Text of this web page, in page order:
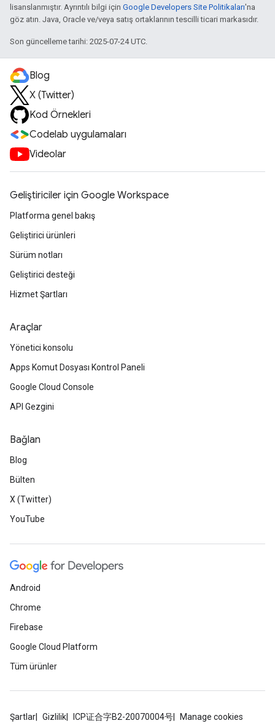
lisanslanmıştır. Ayrıntılı bilgi için Google Developers Site Politikaları'na
göz atın. Java, Oracle ve/veya satış ortaklarının tescilli ticari markasıdır.
Son güncelleme tarihi: 2025-07-24 UTC.
Blog
X (Twitter)
Kod Örnekleri
Codelab uygulamaları
Videolar
Geliştiriciler için Google Workspace
Platforma genel bakış
Geliştirici ürünleri
Sürüm notları
Geliştirici desteği
Hizmet Şartları
Araçlar
Yönetici konsolu
Apps Komut Dosyası Kontrol Paneli
Google Cloud Console
API Gezgini
Bağlan
Blog
Bülten
X (Twitter)
YouTube
Android
Chrome
Firebase
Google Cloud Platform
Tüm ürünler
Şartlar Gizlilik ICP证合字B2-20070004号 Manage cookies